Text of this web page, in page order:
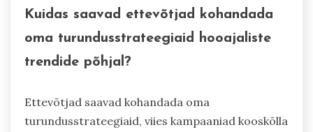
Kuidas saavad ettevõtjad kohandada
oma turundusstrateegiaid hooajaliste
trendide põhjal?
Ettevõtjad saavad kohandada oma
turundusstrateegiaid, viies kampaaniad kooskõlla